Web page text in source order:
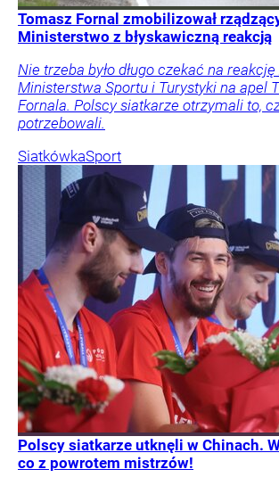
Tomasz Fornal zmobilizował
Ministerstwo z błyskawiczną reakcją
Nie trzeba było długo czekać na
Ministerstwa Sportu i Turystyki na apel
Fornala. Polscy siatkarze otrzymali to,
potrzebowali.
SiatkówkaSport
Polscy siatkarze utknęli w Chinach.
co z powrotem mistrzów!